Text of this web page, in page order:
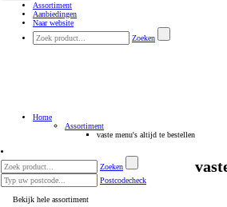
Assortiment
Aanbiedingen
Naar website
Zoeken
Home
Assortiment
vaste menu's altijd te bestellen
Zoeken
Postcodecheck
Bekijk hele assortiment